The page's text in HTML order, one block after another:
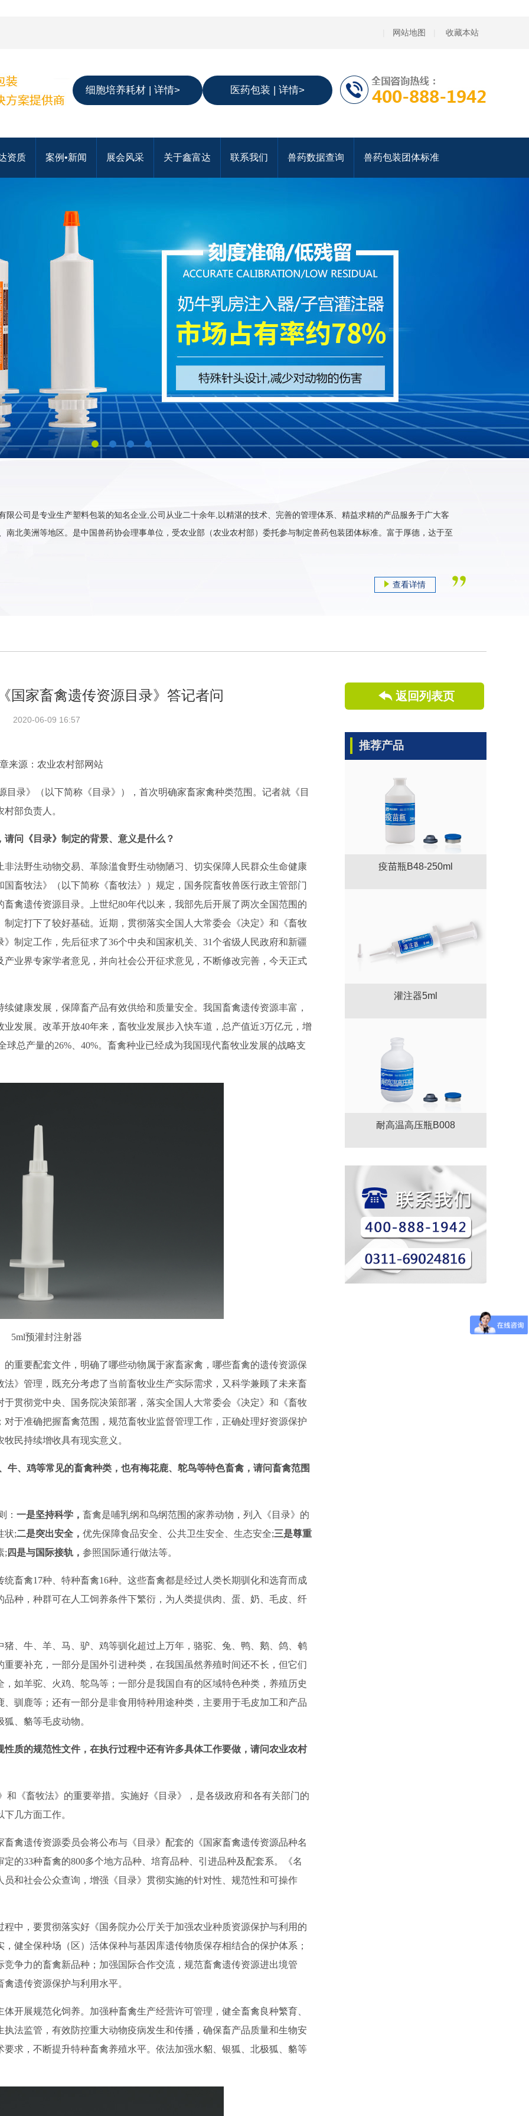
网站地图 收藏本站
细胞培养耗材 | 详情> 医药包装 | 详情>
资质 案例•新闻 展会风采 关于鑫富达 联系我们 兽药数据查询 兽药包装团体标准
限公司是专业生产塑料包装的知名企业,公司从业二十余年,以精湛的技术、完善的管理体系、精益求精的产品服务于广大客
南北美洲等地区。是中国兽药协会理事单位，受农业部（农业农村部）委托参与制定兽药包装团体标准。富于厚德，达于至
查看详情
返回列表页
推荐产品
疫苗瓶B48-250ml
灌注器5ml
耐高温高压瓶B008
国家畜禽遗传资源目录》答记者问
2020-06-09 16:57
来源：农业农村部网站
目录》（以下简称《目录》），首次明确家畜家禽种类范围。记者就《目
部负责人。
问《目录》制定的背景、意义是什么？
法野生动物交易、革除滥食野生动物陋习、切实保障人民群众生命健康
国畜牧法》（以下简称《畜牧法》）规定，国务院畜牧兽医行政主管部门
畜禽遗传资源目录。上世纪80年代以来，我部先后开展了两次全国范围的
定打下了较好基础。近期，贯彻落实全国人大常委会《决定》和《畜牧
制定工作，先后征求了36个中央和国家机关、 31个省级人民政府和新疆
业界专家学者意见，并向社会公开征求意见，不断修改完善，今天正式
健康发展，保障畜产品有效供给和质量安全。我国畜禽遗传资源丰富，
业发展。改革开放40年来，畜牧业发展步入快车道，总产值近3万亿元，增
球总产量的26% 40%。畜禽种业已经成为我国现代畜牧业发展的战略支
5ml预灌封注射器
重要配套文件，明确了哪些动物属于家畜家禽，哪些畜禽的遗传资源保
》管理，既充分考虑了当前畜牧业生产实际需求，又科学兼顾了未来畜
贯彻党中央、国务院决策部署，落实全国人大常委会《决定》和《畜牧
于准确把握畜禽范围，规范畜牧业监督管理工作，正确处理好资源保护
民持续增收具有现实意义。
牛、鸡等常见的畜禽种类，也有梅花鹿、鸵鸟等特色畜禽，请问畜禽范围
： 一是坚持科学， 畜禽是哺乳纲和鸟纲范围的家养动物，列入《目录》的
状;二是突出安全， 优先保障食品安全、公共卫生安全、生态安全;三是尊重
; 四是与国际接轨， 参照国际通行做法等。
统畜禽17种、特种畜禽16种。这些畜禽都是经过人类长期驯化和选育而成
种，种群可在人工饲养条件下繁衍，为人类提供肉、蛋、奶、毛皮、纤
、牛、羊、马、驴、鸡等驯化超过上万年，骆驼、兔、鸭、鹅、鸽、鹌
重要补充，一部分是国外引进种类，在我国虽然养殖时间还不长，但它们
如羊驼、火鸡、鸵鸟等；一部分是我国自有的区域特色种类，养殖历史
、驯鹿等 ；还有一部分是非食用特种用途种类，主要用于毛皮加工和产品
狐、 貉等毛皮动物。
质的规范性文件，在执行过程中还有许多具体工作要做，请问农业农村
和《畜牧法》的重要举措。实施好《目录》，是各级政府和各有关部门的
几方面工作。
畜禽遗传资源委员会将公布与《目录》配套的《国家畜禽遗传资源品种名
定的33种畜禽的800多个地方品种、培育品种、引进品种及配套系。《名
和社会公众查询，增强《目录》贯彻实施的针对性、规范性和可操作
程中，要贯彻落实好《国务院办公厅关于加强农业种质资源保护与利用的
健全保种场（区）活体保种与基因库遗传物质保存相结合的保护体系；
争力的畜禽新品种；加强国际合作交流，规范畜禽遗传资源进出境管
遗传资源保护与利用水平。
体开展规范化饲养。加强种畜禽生产经营许可管理，健全畜禽良种繁育、
法监管，有效防控重大动物疫病发生和传播，确保畜产品质量和生物安
求，不断提升特种畜禽养殖水平。依法加强水貂、银狐、 北极狐、 貉等